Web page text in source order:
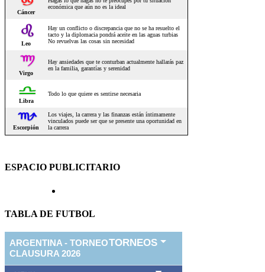
ESPACIO PUBLICITARIO
TABLA DE FUTBOL